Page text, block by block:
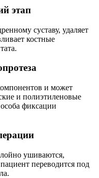
этап
суставу, удаляет
костные
и может
и полиэтиленовые
фиксации
ушиваются,
переводится под